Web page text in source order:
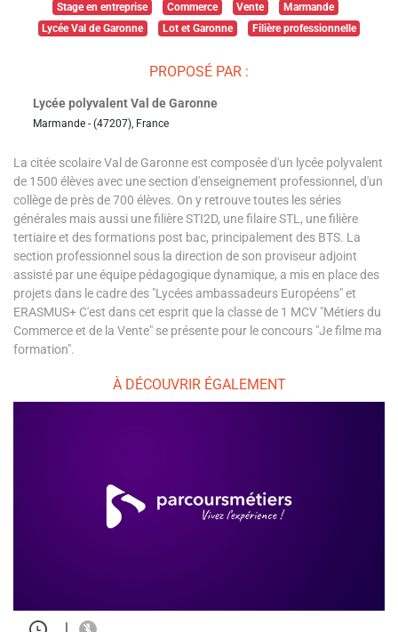
Stage en entreprise
Commerce Vente
Marmande
Lycée Val de Garonne
Lot et Garonne Filière professionnelle
PROPOSÉ PAR :
Lycée polyvalent Val de Garonne
Marmande - (47207), France
La citée scolaire Val de Garonne est composée d'un lycée polyvalent
de 1500 élèves avec une section d'enseignement professionnel, d'un
collège de près de 700 élèves. On y retrouve toutes les séries
générales mais aussi une filière STI2D, une filaire STL, une filière
tertiaire et des formations post bac, principalement des BTS. La
section professionnel sous la direction de son proviseur adjoint
assisté par une équipe pédagogique dynamique, a mis en place des
projets dans le cadre des "Lycées ambassadeurs Européens" et
ERASMUS+ C'est dans cet esprit que la classe de 1 MCV "Métiers du
Commerce et de la Vente" se présente pour le concours "Je filme ma
formation".
À DÉCOUVRIR ÉGALEMENT